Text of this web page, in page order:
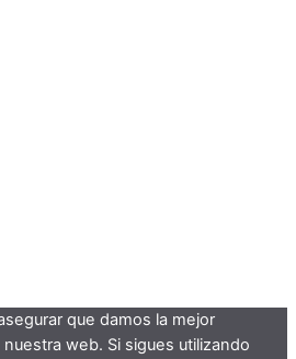
que damos la mejor
web. Si sigues utilizando